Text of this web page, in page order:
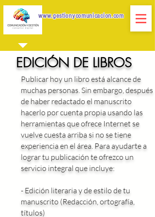
www.gestionycomunicacion.com
EDICIÓN DE LIBROS
Publicar hoy un libro está alcance de
muchas personas. Sin embargo, después
de haber redactado el manuscrito
hacerlo por cuenta propia usando las
herramientas que ofrece Internet se
vuelve cuesta arriba si no se tiene
experiencia en el área. Para ayudarte a
lograr tu publicación te ofrezco un
servicio integral que incluye:
- Edición literaria y de estilo de tu
manuscrito (Redacción, ortografía,
títulos)